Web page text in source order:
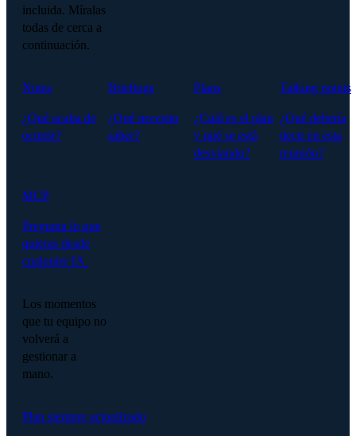
incluida. Míralas
todas de cerca a
continuación.
Notes
¿Qué acaba de
ocurrir?
Briefings
¿Qué necesito
saber?
Plans
¿Cuál es el plan
y qué se está
desviando?
Talking points
¿Qué debería
decir en esta
reunión?
MCP
Pregunta lo que
quieras desde
cualquier IA.
Los momentos
que tu equipo no
volverá a
gestionar a
mano.
Plan siempre actualizado